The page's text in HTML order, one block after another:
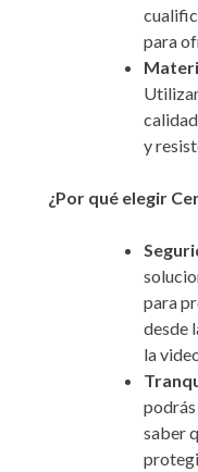
para
y
¿Por qué elegir
para
desde
la
saber